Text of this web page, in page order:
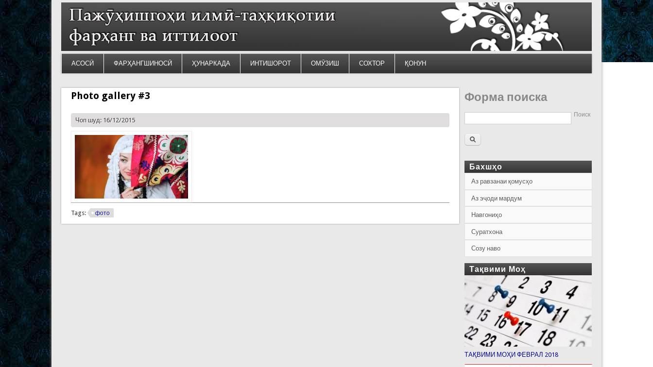
АСОСӢ ФАРҲАНГШИНОСӢ ҲУНАРКАДА ИНТИШОРОТ ОМӮЗИШ СОХТОР ҚОНУН
Photo gallery #3
Чоп шуд: 16/12/2015
Tags: фото
Форма поиска
Поиск
Бахшҳо
Аз равзанаи қомусҳо
Аз эҷоди мардум
Навгониҳо
Суратхона
Созу наво
Тақвими Моҳ
ТАҚВИМИ МОҲИ ФЕВРАЛ 2018